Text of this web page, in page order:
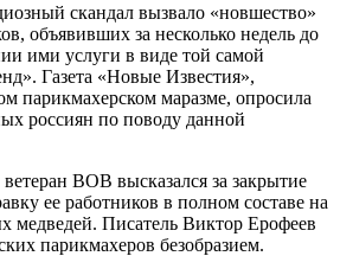
скандал вызвало «новшество»
объявивших за несколько недель до
ими услуги в виде той самой
Газета «Новые Известия»,
парикмахерском маразме, опросила
россиян по поводу данной
ВОВ высказался за закрытие
ее работников в полном составе на
медведей. Писатель Виктор Ерофеев
парикмахеров безобразием.